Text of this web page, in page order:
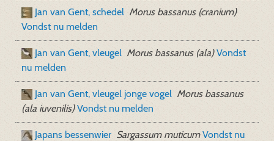
Jan van Gent, schedel Morus bassanus (cranium)
Vondst nu melden
Jan van Gent, vleugel Morus bassanus (ala) Vondst
nu melden
Jan van Gent, vleugel jonge vogel Morus bassanus
(ala iuvenilis) Vondst nu melden
Japans bessenwier Sargassum muticum Vondst nu